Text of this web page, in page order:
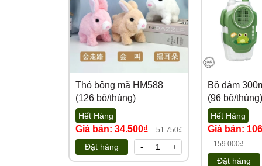
Thỏ bông mã HM588
(126 bộ/thùng)
Hết Hàng
Giá bán: 34.500₫ 51.750₫
Đặt hàng - +
Bộ đàm
(96 bộ/thùng)
Hết Hàng
Giá bán:
159.000₫
Đặt hàng